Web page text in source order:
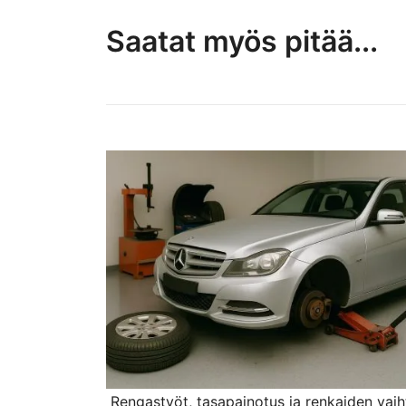
Saatat myös pitää...
Rengastyöt, tasapainotus ja renkaiden